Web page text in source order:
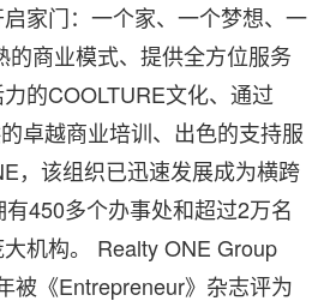
家门：一个家、一个梦想、一
的商业模式、提供全方位服务
的COOLTURE文化、通过
卓越商业培训、出色的支持服
，该组织已迅速发展成为横跨
450多个办事处和超过2万名
机构。 Realty ONE Group
被《Entrepreneur》杂志评为